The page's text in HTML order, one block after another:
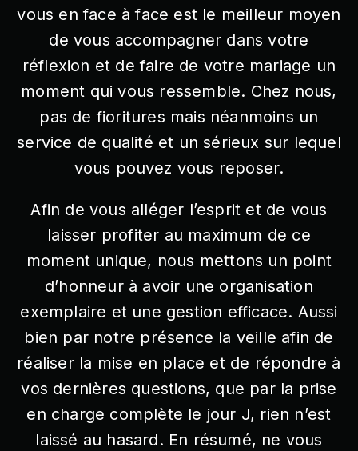
vous en face à face est le meilleur moyen
de vous accompagner dans votre
réflexion et de faire de votre mariage un
moment qui vous ressemble. Chez nous,
pas de fioritures mais néanmoins un
service de qualité et un sérieux sur lequel
vous pouvez vous reposer.
Afin de vous alléger l’esprit et de vous
laisser profiter au maximum de ce
moment unique, nous mettons un point
d’honneur à avoir une organisation
exemplaire et une gestion efficace. Aussi
bien par notre présence la veille afin de
réaliser la mise en place et de répondre à
vos dernières questions, que par la prise
en charge complète le jour J, rien n’est
laissé au hasard. En résumé, ne vous